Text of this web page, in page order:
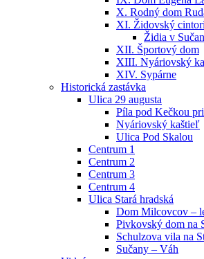
X. Rodný dom
XI. Židovský
Židia v
XII. Športový dom
XIII. Nyáriovský
XIV. Sypárne
Historická zastávka
Ulica 29 augusta
Píla pod Kečkou
Nyáriovský kaštieľ
Ulica Pod Skalou
Centrum 1
Centrum 2
Centrum 3
Centrum 4
Ulica Stará hradská
Dom Milcovcov –
Pivkovský dom na
Schulzova vila na
Sučany – Váh